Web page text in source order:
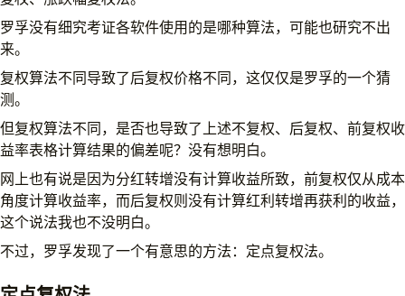
罗孚没有细究考证各软件使用的是哪种算法，可能也研究不出
来。
复权算法不同导致了后复权价格不同，这仅仅是罗孚的一个猜
测。
但复权算法不同，是否也导致了上述不复权、后复权、前复权收
益率表格计算结果的偏差呢？没有想明白。
网上也有说是因为分红转增没有计算收益所致，前复权仅从成本
角度计算收益率，而后复权则没有计算红利转增再获利的收益，
这个说法我也不没明白。
不过，罗孚发现了一个有意思的方法：定点复权法。